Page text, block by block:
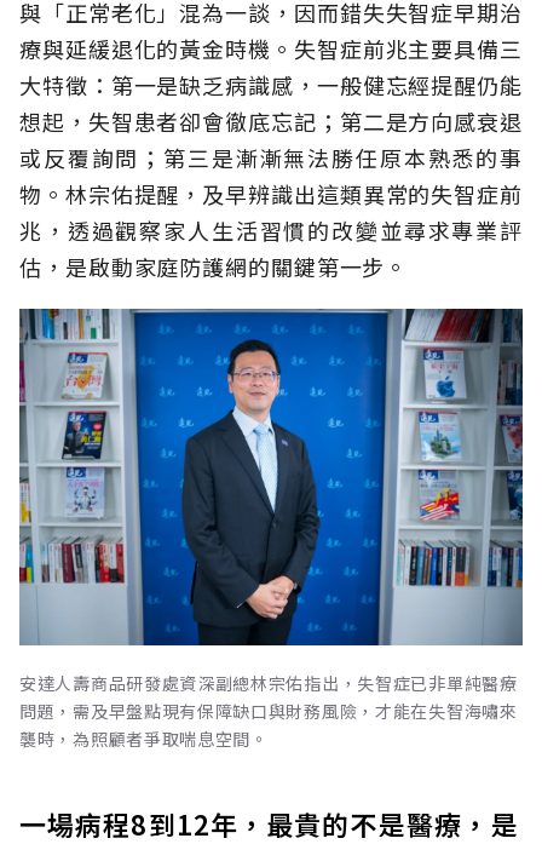
與「正常老化」混為一談，因而錯失失智症早期治
療與延緩退化的黃金時機。失智症前兆主要具備三
大特徵：第一是缺乏病識感，一般健忘經提醒仍能
想起，失智患者卻會徹底忘記；第二是方向感衰退
或反覆詢問；第三是漸漸無法勝任原本熟悉的事
物。林宗佑提醒，及早辨識出這類異常的失智症前
兆，透過觀察家人生活習慣的改變並尋求專業評
估，是啟動家庭防護網的關鍵第一步。
安達人壽商品研發處資深副總林宗佑指出，失智症已非單純醫療
問題，需及早盤點現有保障缺口與財務風險，才能在失智海嘯來
襲時，為照顧者爭取喘息空間。
一場病程8到12年，最貴的不是醫療，是